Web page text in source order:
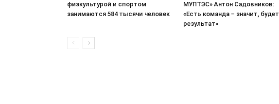
физкультурой и спортом
занимаются 584 тысячи человек
МУПТЭС» Антон Садовников:
«Есть команда – значит, будет
результат»